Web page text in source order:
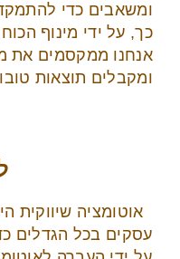
ומשאבים כדי
כך, על ידי מינוף
אנחנו ממקסמים את
ומקבלים תוצאות
אוטומציה שיווקית
עסקים בכל הגדלים